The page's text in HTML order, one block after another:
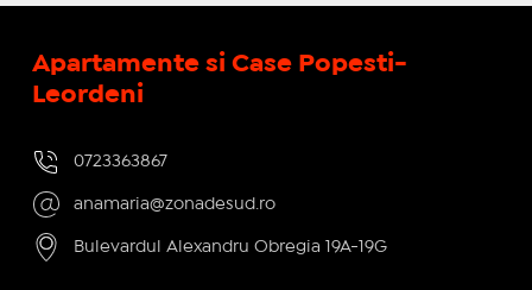
Apartamente si Case Popesti-
Leordeni
0723363867
anamaria@zonadesud.ro
Bulevardul Alexandru Obregia 19A-19G